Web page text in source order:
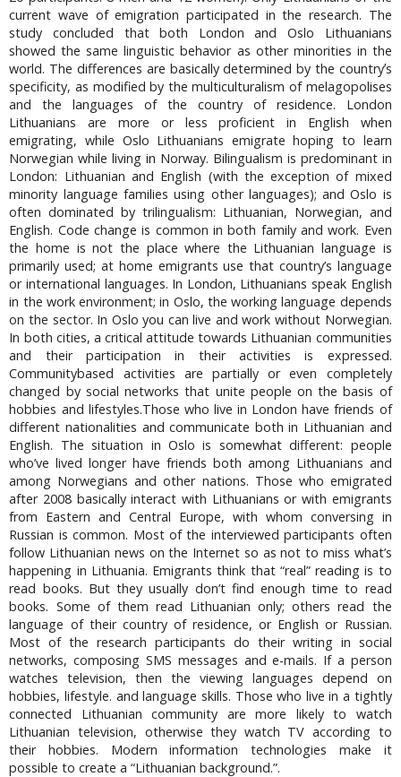
current wave of emigration participated in the research. The
study concluded that both London and Oslo Lithuanians
showed the same linguistic behavior as other minorities in the
world. The differences are basically determined by the countryʼs
specificity, as modified by the multiculturalism of melagopolises
and the languages of the country of residence. London
Lithuanians are more or less proficient in English when
emigrating, while Oslo Lithuanians emigrate hoping to learn
Norwegian while living in Norway. Bilingualism is predominant in
London: Lithuanian and English (with the exception of mixed
minority language families using other languages); and Oslo is
often dominated by trilingualism: Lithuanian, Norwegian, and
English. Code change is common in both family and work. Even
the home is not the place where the Lithuanian language is
primarily used; at home emigrants use that country’s language
or international languages. In London, Lithuanians speak English
in the work environment; in Oslo, the working language depends
on the sector. In Oslo you can live and work without Norwegian.
In both cities, a critical attitude towards Lithuanian communities
and their participation in their activities is expressed.
Communitybased activities are partially or even completely
changed by social networks that unite people on the basis of
hobbies and lifestyles.Those who live in London have friends of
different nationalities and communicate both in Lithuanian and
English. The situation in Oslo is somewhat different: people
who’ve lived longer have friends both among Lithuanians and
among Norwegians and other nations. Those who emigrated
after 2008 basically interact with Lithuanians or with emigrants
from Eastern and Central Europe, with whom conversing in
Russian is common. Most of the interviewed participants often
follow Lithuanian news on the Internet so as not to miss what’s
happening in Lithuania. Emigrants think that “real” reading is to
read books. But they usually don’t find enough time to read
books. Some of them read Lithuanian only; others read the
language of their country of residence, or English or Russian.
Most of the research participants do their writing in social
networks, composing SMS messages and e-mails. If a person
watches television, then the viewing languages depend on
hobbies, lifestyle. and language skills. Those who live in a tightly
connected Lithuanian community are more likely to watch
Lithuanian television, otherwise they watch TV according to
their hobbies. Modern information technologies make it
possible to create a “Lithuanian background.”.